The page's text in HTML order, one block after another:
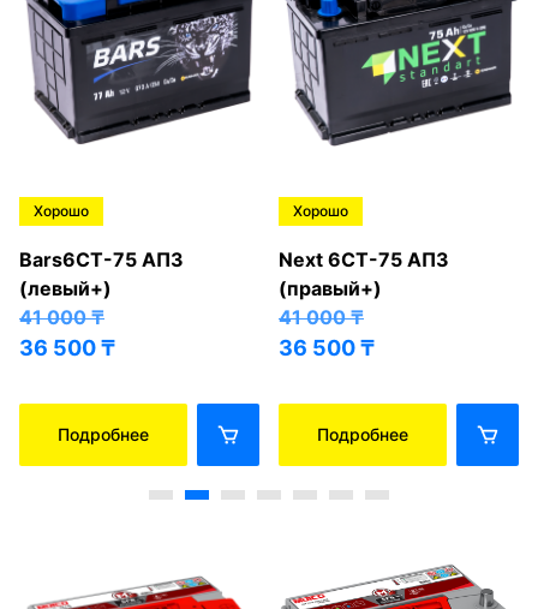
Хорошо
Bars6СТ-75 АПЗ
(левый+)
41 000₸
36 500₸
Подробнее
Хорошо
Next 6СТ-75 АПЗ
(правый+)
41 000₸
36 500₸
Подробнее